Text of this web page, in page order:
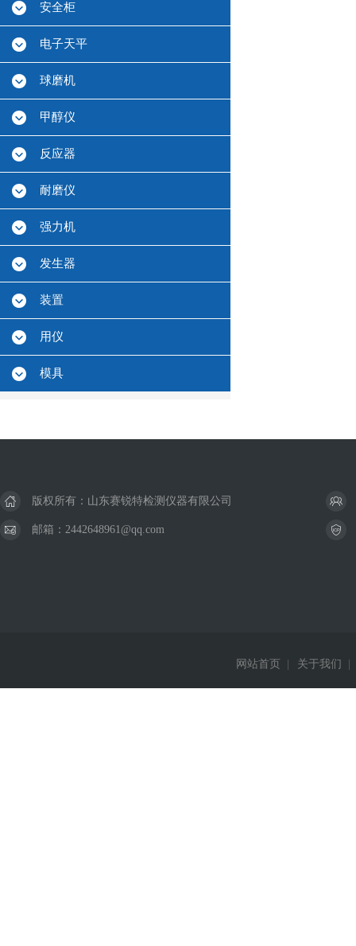
安全柜
电子天平
球磨机
甲醇仪
反应器
耐磨仪
强力机
发生器
装置
用仪
模具
版权所有：山东赛锐特检测仪器有限公司
邮箱：2442648961@qq.com
网站首页 关于我们